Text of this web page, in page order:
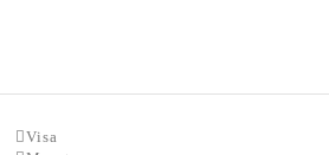
Visa